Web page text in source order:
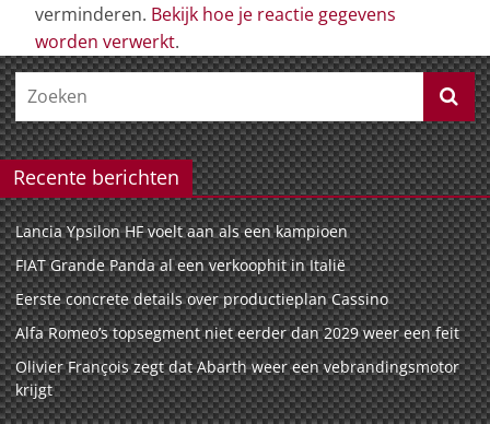
verminderen. Bekijk hoe je reactie gegevens
worden verwerkt.
Recente berichten
Lancia Ypsilon HF voelt aan als een kampioen
FIAT Grande Panda al een verkoophit in Italië
Eerste concrete details over productieplan Cassino
Alfa Romeo’s topsegment niet eerder dan 2029 weer een feit
Olivier François zegt dat Abarth weer een vebrandingsmotor
krijgt